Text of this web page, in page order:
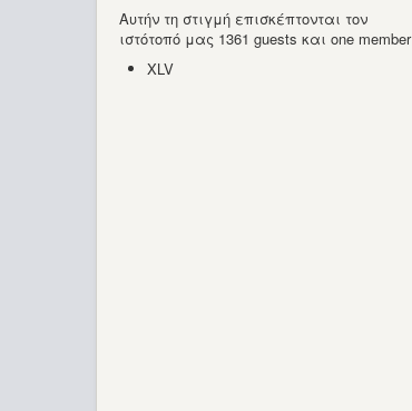
Αυτήν τη στιγμή επισκέπτονται τον
ιστότοπό μας 1361 guests και one member
XLV